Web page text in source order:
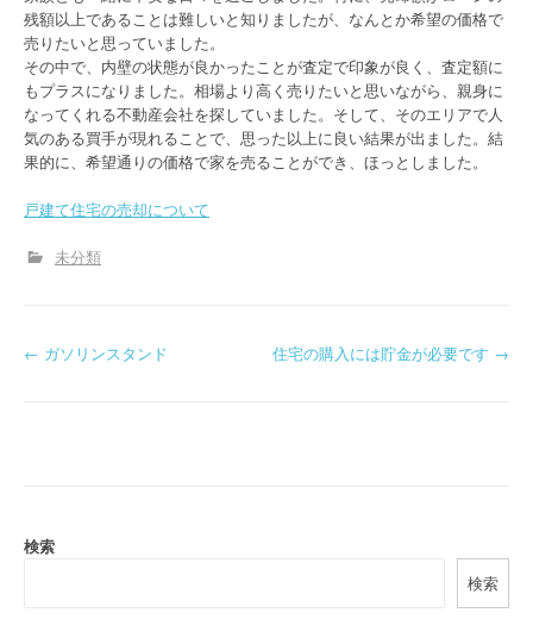
残額以上であることは難しいと知りましたが、なんとか希望の価格で
売りたいと思っていました。
その中で、内壁の状態が良かったことが査定で印象が良く、査定額に
もプラスになりました。相場より高く売りたいと思いながら、親身に
なってくれる不動産会社を探していました。そして、そのエリアで人
気のある買手が現れることで、思った以上に良い結果が出ました。結
果的に、希望通りの価格で家を売ることができ、ほっとしました。
戸建て住宅の売却について
未分類
P
n
← ガソリンスタンド 住宅の購入には貯金が必要です →
検索
検索